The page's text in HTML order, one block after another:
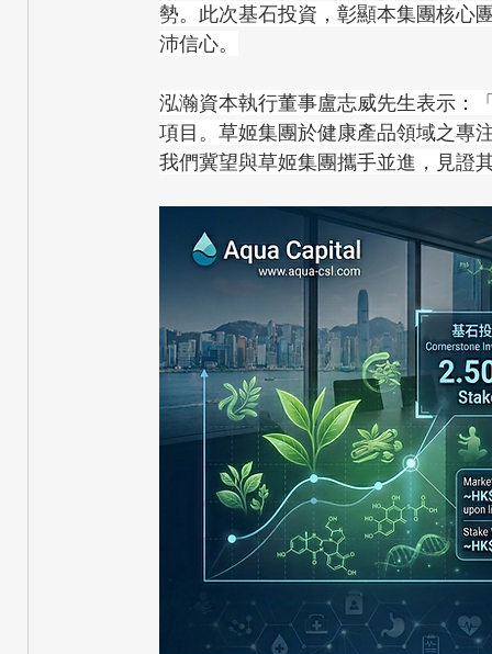
勢。此次基石投資，彰顯本集團核心
沛信心。
泓瀚資本執行董事盧志威先生表示：
項目。草姬集團於健康產品領域之專
我們冀望與草姬集團攜手並進，見證